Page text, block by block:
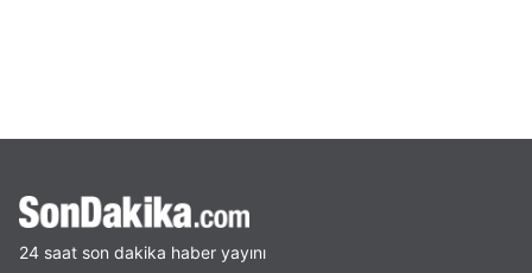
24 saat son dakika haber yayını